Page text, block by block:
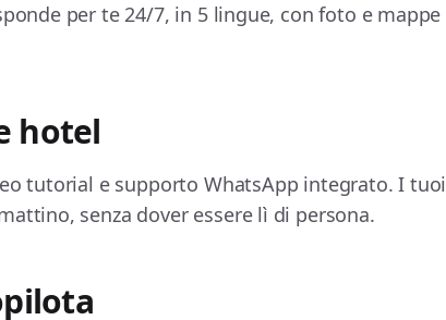
per te 24/7, in 5 lingue, con foto e mappe
hotel
tutorial e supporto WhatsApp integrato. I tuoi
senza dover essere lì di persona.